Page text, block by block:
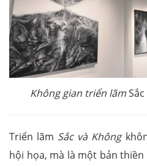
Không gian triển lãm
Triển lãm Sắc và Không
hội họa, mà là một bản